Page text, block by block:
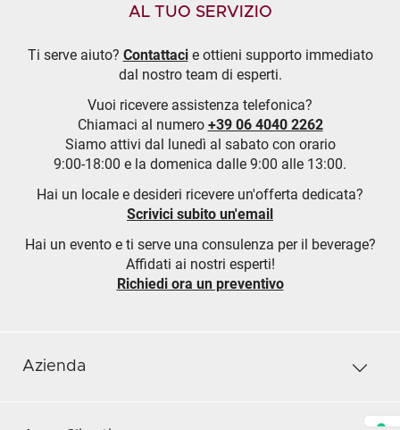
AL TUO SERVIZIO
Ti serve aiuto? Contattacie ottieni supporto immediato
dal nostro team di esperti.
Vuoi ricevere assistenza telefonica?
Chiamaci al numero +39 06 4040 2262
Siamo attivi dal lunedì al sabato con orario
9:00-18:00 e la domenica dalle 9:00 alle 13:00.
Hai un locale e desideri ricevere un'offerta dedicata?
Scrivici subito un'email
Hai un evento e ti serve una consulenza per il beverage?
Affidati ai nostri esperti!
Richiedi ora un preventivo
Azienda